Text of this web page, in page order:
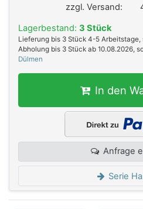
zzgl. Versand:
Lagerbestand: 3 Stück
Lieferung bis 3 Stück 4-5 Arbeitstage,
Abholung bis 3 Stück ab 10.08.2026,
Dülmen
In den
Anfrage
Serie